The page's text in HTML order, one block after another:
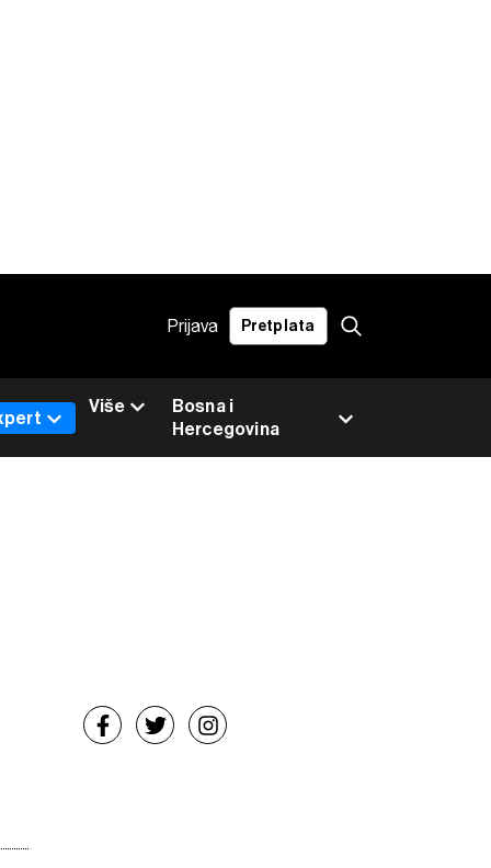
Prijava Pretplata
Bosna i
Hercegovina
Više